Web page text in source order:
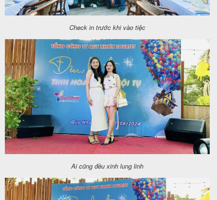
Check in trước khi vào tiệc
Ai cũng đều xinh lung linh